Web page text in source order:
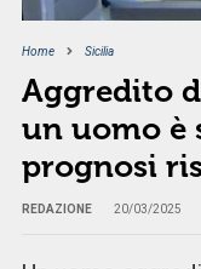
Home Sicilia
Aggredito
un uomo è
prognosi
REDAZIONE 20/03/2025